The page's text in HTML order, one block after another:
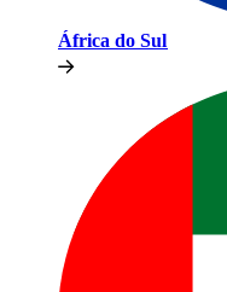
África do Sul​​